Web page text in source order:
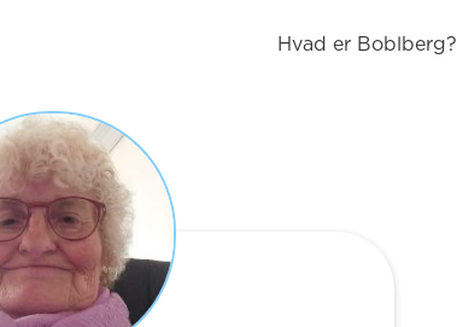
Hvad er Boblberg?